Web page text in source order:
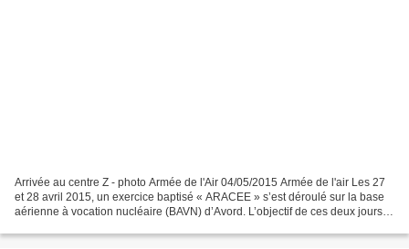
Arrivée au centre Z - photo Armée de l'Air 04/05/2015 Armée de l'air Les 27
et 28 avril 2015, un exercice baptisé « ARACEE » s’est déroulé sur la base
aérienne à vocation nucléaire (BAVN) d’Avord. L’objectif de ces deux jours ?